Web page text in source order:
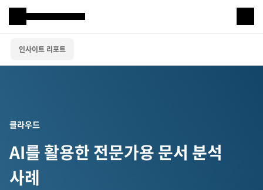
Samsung SDS
인사이트 리포트
IT서비스
디지털 혁신
클라우드
AI를 활용한 전문가용 문서 분석
사례